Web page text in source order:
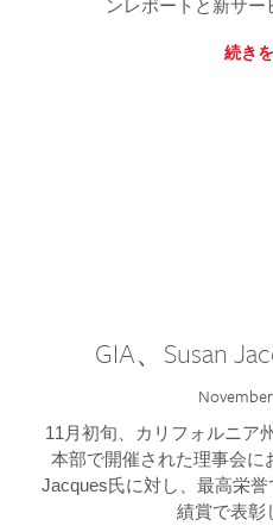
ンレポートと新サー
続き
GIA、Susan
11月初旬、カリフォルニア
本部で開催された理事会に
Jacques氏に対し、最高栄誉
績賞で表彰